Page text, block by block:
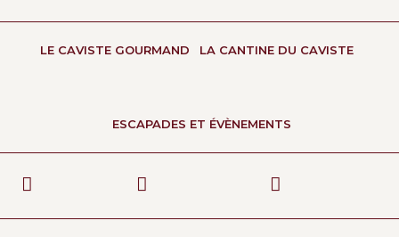
LE CAVISTE GOURMAND LA CANTINE DU CAVISTE
ESCAPADES ET ÉVÈNEMENTS